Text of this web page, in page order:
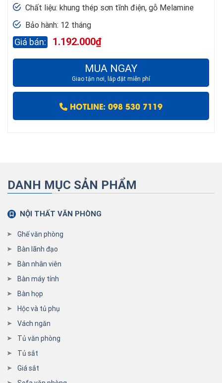
Chất liệu: khung thép sơn tĩnh điện, gỗ Melamine
Bảo hành: 12 tháng
1.192.000₫
MUA NGAY
Giao tận nơi, lắp đặt miễn phí
HOTLINE: 098 530 7119
DANH MỤC SẢN PHẨM
NỘI THẤT VĂN PHÒNG
Ghế văn phòng
Bàn lãnh đạo
Bàn nhân viên
Bàn máy tính
Bàn họp
Hộc và tủ phụ
Vách ngăn
Tủ văn phòng
Tủ sắt
Giá sắt